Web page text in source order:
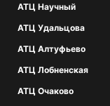
АТЦ Научный
АТЦ Удальцова
АТЦ Алтуфьево
АТЦ Лобненская
АТЦ Очаково